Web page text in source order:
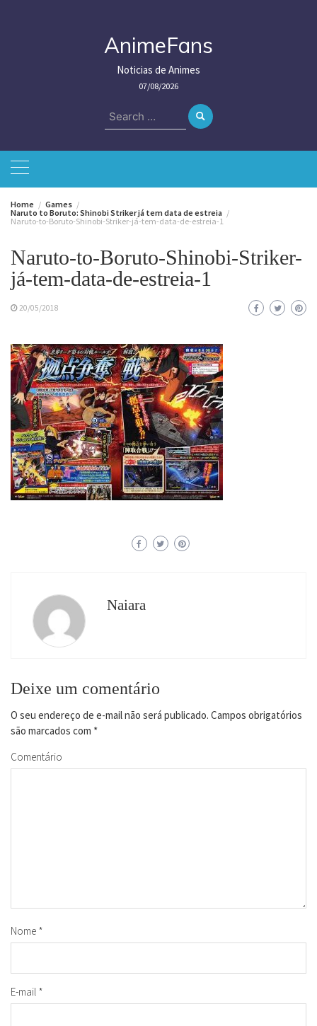
AnimeFans
Noticias de Animes
07/08/2026
Search
for:
Home
Games
Naruto to Boruto: Shinobi Striker já tem data de estreia
Naruto-to-Boruto-Shinobi-Striker-já-tem-data-de-estreia-1
Naruto-to-Boruto-Shinobi-Striker-
já-tem-data-de-estreia-1
20/05/2018
Naiara
Deixe um comentário
O seu endereço de e-mail não será publicado. Campos obrigatórios
são marcados com *
Comentário
Nome *
E-mail *